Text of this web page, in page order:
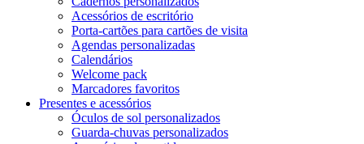
Acessórios de escritório
Porta-cartões para cartões de visita
Agendas personalizadas
Calendários
Welcome pack
Marcadores favoritos
Presentes e acessórios
Óculos de sol personalizados
Guarda-chuvas personalizados